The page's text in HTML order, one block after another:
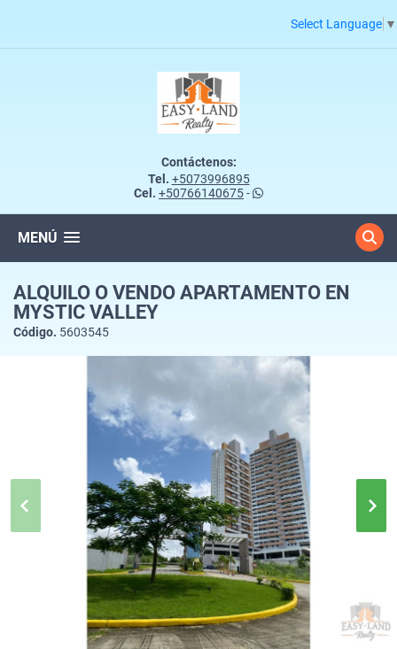
Select Language ▼
Contáctenos:
Tel. +5073996895
Cel. +50766140675-
MENÚ
ALQUILO O VENDO APARTAMENTO EN
MYSTIC VALLEY
Código. 5603545